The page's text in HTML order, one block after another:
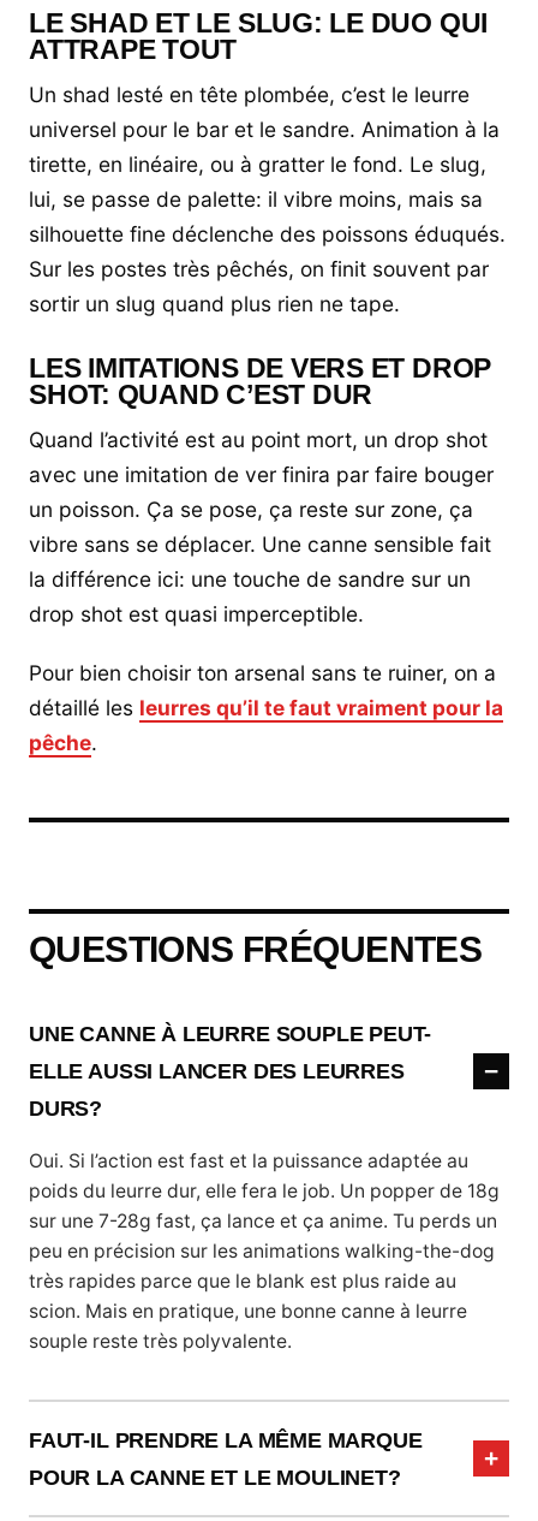
LE SHAD ET LE SLUG: LE DUO QUI
ATTRAPE TOUT
Un shad lesté en tête plombée, c’est le leurre
universel pour le bar et le sandre. Animation à la
tirette, en linéaire, ou à gratter le fond. Le slug,
lui, se passe de palette: il vibre moins, mais sa
silhouette fine déclenche des poissons éduqués.
Sur les postes très pêchés, on finit souvent par
sortir un slug quand plus rien ne tape.
LES IMITATIONS DE VERS ET DROP
SHOT: QUAND C’EST DUR
Quand l’activité est au point mort, un drop shot
avec une imitation de ver finira par faire bouger
un poisson. Ça se pose, ça reste sur zone, ça
vibre sans se déplacer. Une canne sensible fait
la différence ici: une touche de sandre sur un
drop shot est quasi imperceptible.
Pour bien choisir ton arsenal sans te ruiner, on a
détaillé les leurres qu’il te faut vraiment pour la
pêche.
QUESTIONS FRÉQUENTES
UNE CANNE À LEURRE SOUPLE PEUT-
ELLE AUSSI LANCER DES LEURRES
DURS?
Oui. Si l’action est fast et la puissance adaptée au
poids du leurre dur, elle fera le job. Un popper de 18g
sur une 7-28g fast, ça lance et ça anime. Tu perds un
peu en précision sur les animations walking-the-dog
très rapides parce que le blank est plus raide au
scion. Mais en pratique, une bonne canne à leurre
souple reste très polyvalente.
FAUT-IL PRENDRE LA MÊME MARQUE
POUR LA CANNE ET LE MOULINET?